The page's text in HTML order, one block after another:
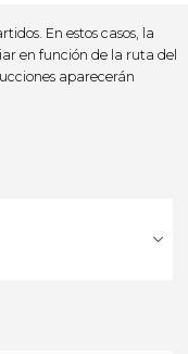
En estos casos, la
en función de la ruta del
aparecerán